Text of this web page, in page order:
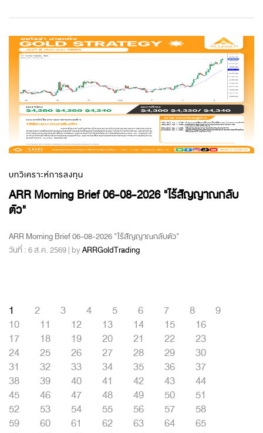
บทวิเคราะห์การลงทุน
ARR Morning Brief 06-08-2026 "ไร้สัญญาณกลับ
ตัว"
ARR Morning Brief 06-08-2026 "ไร้สัญญาณกลับตัว"
วันที่ : 6 ส.ค. 2569 | byARRGoldTrading
1 2 3 4 5 6 7 8
9
10
11 12 13 14 15
16
17
18 19 20 21 22
23
24
25 26 27 28 29
30
31
32 33 34 35 36
37
38
39 40 41 42 43
44
45
46 47 48 49 50
51
52
53 54 55 56 57
58
59
60 61 62 63 64
65